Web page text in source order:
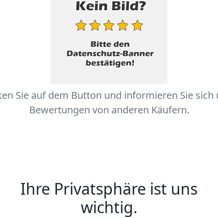
Sie auf dem Button und informieren Sie sich
Bewertungen von anderen Käufern.
Ihre Privatsphäre ist uns
wichtig.